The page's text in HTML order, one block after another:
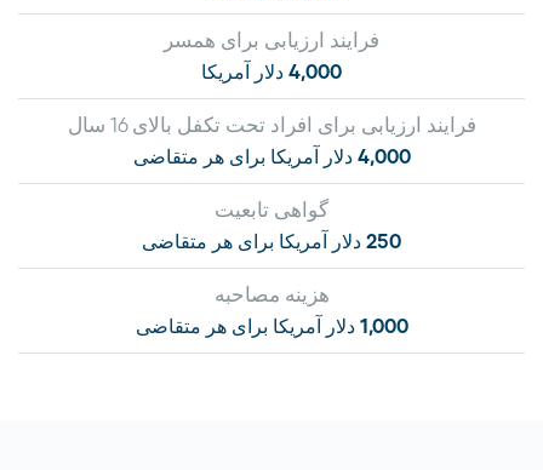
فرایند ارزیابی برای همسر
4,000 دلار آمریکا
فرایند ارزیابی برای افراد تحت تکفل بالای 16 سال
4,000 دلار آمریکا برای هر متقاضی
گواهی تابعیت
250 دلار آمریکا برای هر متقاضی
هزینه مصاحبه
1,000 دلار آمریکا برای هر متقاضی